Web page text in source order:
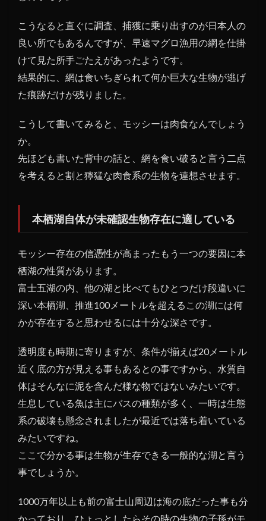
こうなると直ぐに調査、捕獲に乗り出すのが日本人の
良い所でもあるんですが、早速マグロ漁用の網を仕掛
けて見た所手ごたえがあったようです。
結果的に、網は食いちぎられて何か巨大な生物が逃げ
た痕跡だけが残りました。
こうして書いてみると、モッシーは肉食なんでしょう
か。
先ほども書いた背中の話と、網を食い破ると言う二点
を考えると割と獰猛な肉食系の生物を連想させます。
本栖湖自体が未確認生物存在に適している
モッシー存在の信憑性が高まったもう一つの要因に本
栖湖の性質があります。
富士五湖の内、他の湖と比べてもひとつだけ段違いに
深い本栖湖、推進100メートルを超えるこの湖には何
かが存在すると思わせるには十分な深さです。
透明度も時期に寄りますが、条件が揃えば20メートル
近く底の方が見える事もあるとの事ですから、水質自
体はそんなに泥を含んだ様な物ではないみたいです。
生息している魚は主にバスの種類が多く、一時は生態
系の破壊も懸念されましたが最近では落ち着いている
みたいですね。
ここで分かる事は生物が生存できる一般的な湖と言う
事でしょうか。
1000万年以上も前の富士山周辺は海の底だった事も分
かっており、ひょっとしたらその時の生物の子孫がモ